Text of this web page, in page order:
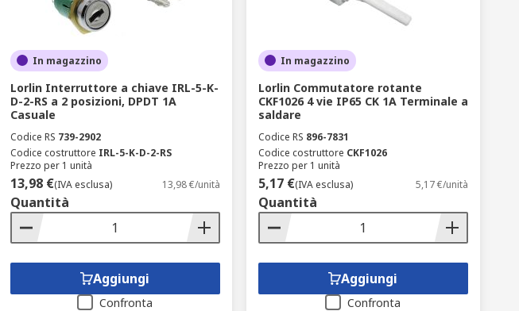
In magazzino
Lorlin Interruttore a chiave IRL-5-K-
D-2-RS a 2 posizioni, DPDT 1A
Casuale
Codice RS 739-2902
Codice costruttore IRL-5-K-D-2-RS
Prezzo per 1 unità
13,98 €(IVA esclusa) 13,98 €/unità
Quantità
Aggiungi
Confronta
In magazzino
Lorlin Commutatore rotante
CKF1026 4 vie IP65 CK 1A Terminale a
saldare
Codice RS 896-7831
Codice costruttore CKF1026
Prezzo per 1 unità
5,17 €(IVA esclusa) 5,17 €/unità
Quantità
Aggiungi
Confronta